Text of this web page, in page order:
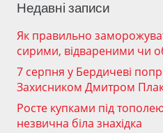
Недавні записи
Як правильно
сирими, відвареними чи
7 серпня у Бердичеві
Захисником Дмитром
Росте купками під
незвична біла знахідка